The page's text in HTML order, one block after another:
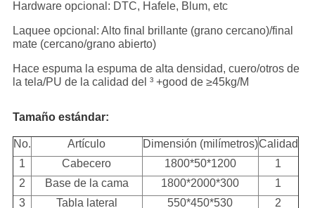
Hardware opcional: DTC, Hafele, Blum, etc
Laquee opcional: Alto final brillante (grano cercano)/final
mate (cercano/grano abierto)
Hace espuma la espuma de alta densidad, cuero/otros de
la tela/PU de la calidad del ³ +good de ≥45kg/M
Tamaño estándar:
No. Artículo Dimensión (milímetros)Calidad
1
Cabecero 1800*50*1200
1
2
Base de la cama 1800*2000*300
1
3
Tabla lateral 550*450*530 2